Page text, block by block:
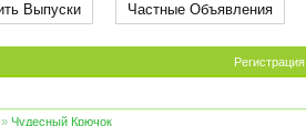
Выпуски Частные Объявления
Регистрация
» Чудесный Крючок